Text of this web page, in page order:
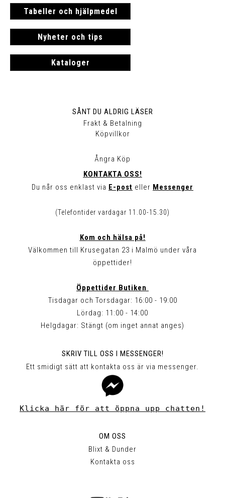
Tabeller och hjälpmedel
Nyheter och tips
Kataloger
SÅNT DU ALDRIG LÄSER
Frakt & Betalning
Köpvillkor
Ångra Köp
KONTAKTA OSS!
Du når oss enklast via E-post eller Messenger
(Telefontider vardagar 11.00-15.30)
Kom och hälsa på!
Välkommen till Krusegatan 23 i Malmö under våra
öppettider!
Öppettider Butiken
Tisdagar och Torsdagar: 16:00 - 19:00
Lördag: 11:00 - 14:00
Helgdagar: Stängt (om inget annat anges)
SKRIV TILL OSS I MESSENGER!
Ett smidigt sätt att kontakta oss är via messenger.
Klicka här för att öppna upp chatten!
OM OSS
Blixt & Dunder
Kontakta oss